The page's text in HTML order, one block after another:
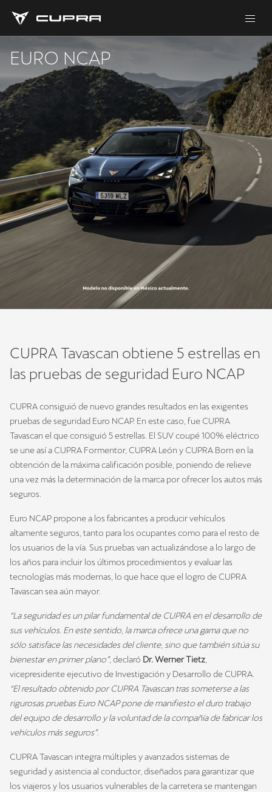
EURO NCAP
CUPRA Tavascan obtiene 5 estrellas en
las pruebas de seguridad Euro NCAP
CUPRA consiguió de nuevo grandes resultados en las exigentes
pruebas de seguridad Euro NCAP. En este caso, fue CUPRA
Tavascan el que consiguió 5 estrellas. El SUV coupé 100% eléctrico
se une así a CUPRA Formentor, CUPRA León y CUPRA Born en la
obtención de la máxima calificación posible, poniendo de relieve
una vez más la determinación de la marca por ofrecer los autos más
seguros.
Euro NCAP propone a los fabricantes a producir vehículos
altamente seguros, tanto para los ocupantes como para el resto de
los usuarios de la vía. Sus pruebas van actualizándose a lo largo de
los años para incluir los últimos procedimientos y evaluar las
tecnologías más modernas, lo que hace que el logro de CUPRA
Tavascan sea aún mayor.
“La seguridad es un pilar fundamental de CUPRA en el desarrollo de
sus vehículos. En este sentido, la marca ofrece una gama que no
sólo satisface las necesidades del cliente, sino que también sitúa su
bienestar en primer plano”, declaró Dr. Werner Tietz
vicepresidente ejecutivo de Investigación y Desarrollo de CUPRA.
“El resultado obtenido por CUPRA Tavascan tras someterse a las
rigurosas pruebas Euro NCAP pone de manifiesto el duro trabajo
del equipo de desarrollo y la voluntad de la compañía de fabricar los
vehículos más seguros”.
CUPRA Tavascan integra múltiples y avanzados sistemas de
seguridad y asistencia al conductor, diseñados para garantizar que
los viajeros y los usuarios vulnerables de la carretera se mantengan